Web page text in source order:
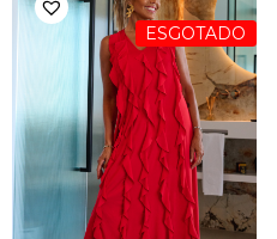
ESGOTADO